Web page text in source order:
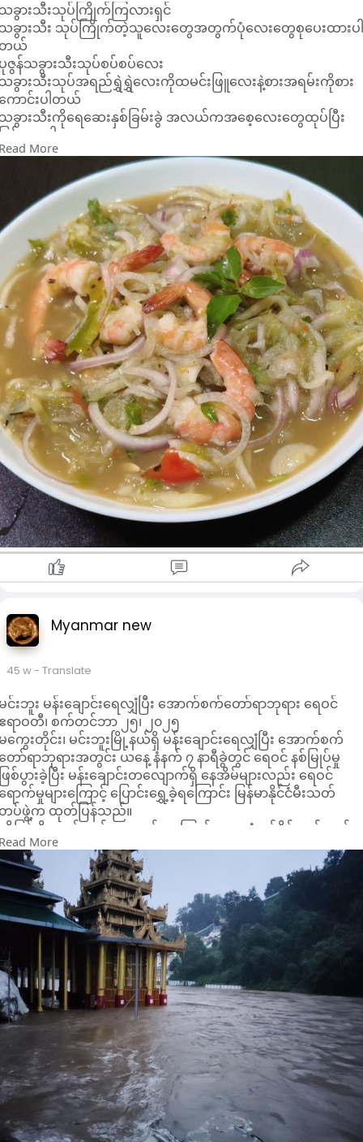
ခွားသီးသုပ်ကြိုက်ကြလားရှင်
ခွားသီး သုပ်ကြိုက်တဲ့သူလေးတွေအတွက်ပုံလေးတွေစုပေးထားပ
ယ်
ဇွန်သခွားသီးသုပ်စပ်စပ်လေး
ခွားသီးသုပ်အရည်ရွှဲရွှဲလေးကိုထမင်းဖြူလေးနဲ့စားအရမ်းကိုစား
ောင်းပါတယ်
ခွားသီးကိုရေဆေးနှစ်ခြမ်းခွဲ အလယ်ကအစေ့လေးတွေထုပ်ပြီး
ြစ်ထားပါ
နုလေးဆိုအစေ့ထုပ်စရာတောင်မလိုပါဘူး
ြက်သွန်နီနှစ်လုံးလောက်ပါးပါလေးလှီးပြီးရေဆေးထား ပါ
ဇွန်လှော်ပြီးအခွံခွာထားပါ
ပိမီးဖုတ်ထားပါ
ရုပ်သီးစိမ်းကိုယ်အစပ်စားနိုင်သလောက်လှော်ထားပါ
ြီးရင် ငပိနဲ့ငရုပ်သီးစိမ်းလေးရောထောင်းပါ
ရသာအတွက်လိုအပ်တဲ့ဆား အချိုမုန့် သို့မဟုတ်ကြက်သားမုန့်ကို
ခါတည်းထည့်ထောင်းပါတယ်
ော်ထားတဲ့ပုဇွန်တဝက်လောက်ကိုလည်းရောထောင်းလိုက်ပါတယ်
ျန်တဲ့တဝက်ကအကောင်လိုက်ထည့်ပါမယ်
ြီးရင်ခြစ်ထားတဲ့သခွားသီးထဲ့ကိုထောင်းထားတာတွေထည့်
ြက်သွန်နီပါးပါလှီးထားတာနဲ့ပုဇွန်တွေထည့်ပြီးရာသုပ်ပါ
ချဥ်ကြိုက်ရင်သံပုရာသီးလေးညစ်ထည့်ပါ
ောက်ဆုံးအရသာလေးမြည်းပြီး ပင်စိမ်းလေးညှပ်ထည့်ပြီးရပါပြီရှ
More
Myanmar new
45 w- Translate
င်းဘူး မန်းချောင်းရေလျှံပြီး အောက်စက်တော်ရာဘုရား ရေဝင်
ရာဝတီ၊ စက်တင်ဘာ ၂၅၊ ၂၀၂၅
ကွေးတိုင်း၊ မင်းဘူးမြို့နယ်ရှိ မန်းချောင်းရေလျှံပြီး အောက်စက်
ော်ရာဘုရားအတွင်း ယနေ့ နံနက် ၇ နာရီခွဲတွင် ရေဝင် နစ်မြုပ်မှု
ြစ်ပွားခဲ့ပြီး မန်းချောင်းတလျောက်ရှိ နေအိမ်များ‌လည်း ရေဝင်
ောက်မှုများကြောင့် ပြောင်းရွှေ့ခဲ့ရကြောင်း မြန်မာနိုင်ငံမီးသတ်
ပ်ဖွဲ့က ထုတ်ပြန်သည်။
ပြင် မိုးသည်းထန်စွာရွာသွန်းမှုကြောင့် ယနေ့ နံနက်ပိုင်းတွင်လည်း
င်းဘူး-စကုကားလမ်းပေါ် ရေကျော်၍ လမ်းပိတ်မှု ဖြစ်ပေါ်ခဲ့
ြောင်း မီးသတ်တပ်ဖွဲ့က ဖော်ပြထားသည်။
ရုတ်နိုင်ငံတောင်ပိုင်းကို ဖြတ်သန်းခဲ့သော အားကောင်းသည့် အပူ
င်းမုန်တိုင်း “ရာဂါဆာ” သည် လာမည့် ၆ နာရီအတွင်း အပူပိုင်း
န်တိုင်းအဖြစ်ဖြင့် ကွမ်ရှီးပြည်နယ် တောင်ပိုင်းဒေသများကို
က်လက်ဖြတ်ကျော်နိုင်ကာ ထိုမှတဆင့် အနောက် ဘက်သို့
က်လက်ရွေ့လျားနိုင်ပြီး လာမည့် ၂၄ နာရီအတွင်း အပူပိုင်းမုန်တိုင်း
ယ်အဖြစ်နှင့် ဗီယက်နမ်နိုင်ငံ မြောက်ပိုင်း ဒေသများကို ဆက်လက်
ြတ်ကျော်နိုင်သည်ဟု စစ်ကော်မရှင် လက်အောက်ခံ မိုးလေဝသနှင့်
လဗေဒညွှန်ကြားမှုဦးစီး ဌာနက ထုတ်ပြန်ထားသည်။
ကြောင့် စစ်ကိုင်းတိုင်းအောက်ပိုင်း၊ ကချင်၊ ကရင်နီနှင့်
မ်းပြည်နယ်(မြောက်ပိုင်း) တို့တွင် နေရာကျဲကျဲ၊ စစ်ကိုင်း အထက်
င်း၊ ချင်း၊ ရခိုင်နှင့် ရှမ်းပြည်နယ်(အရှေ့ပိုင်း)တို့၌ နေရာ စိပ်စိပ်နှင့်
ျန်တိုင်းနှင့် ပြည်နယ်တို့တွင် နေရာအနှံ့အပြား မိုးထစ်ချုန်းရွာပြီး
ေပြည်တော်၊ ရန်ကုန်၊ မန္တလေး၊ မကွေး၊ ဧရာဝတီ၊ တနင်္သာရီတိုင်း၊
ရင်ပြည်နယ်နှင့် မွန်ပြည်နယ်တို့၌ နေရာကွက်၍ မိုးကြီးနိုင်ကြောင်း
ော်ပြထားသည်။
More